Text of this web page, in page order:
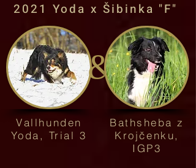
2021 Yoda x Šibinka "F"
&
Vallhunden
Yoda, Trial 3
Bathsheba z
Krojčenku,
IGP3